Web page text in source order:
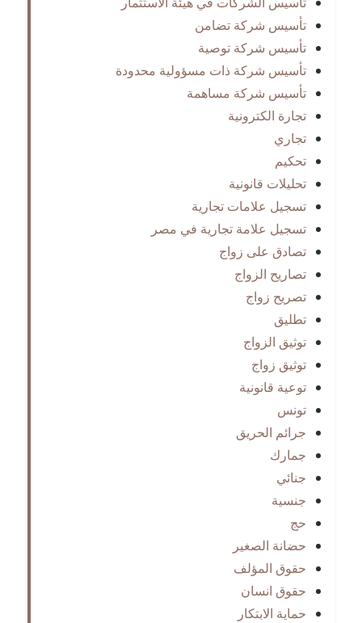
تأسيس شركة تضامن
تأسيس شركة توصية
تأسيس شركة ذات مسؤولية محدودة
تأسيس شركة مساهمة
تجارة الكترونية
تجاري
تحكيم
تحليلات قانونية
تسجيل علامات تجارية
تسجيل علامة تجارية في مصر
تصادق على زواج
تصاريح الزواج
تصريح زواج
تطليق
توثيق الزواج
توثيق زواج
توعية قانونية
تونس
جرائم الحريق
جمارك
جنائي
جنسية
حج
حضانة الصغير
حقوق المؤلف
حقوق انسان
حماية الابتكار